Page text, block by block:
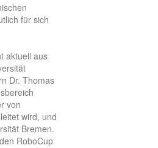
für sich
aktuell aus
Dr. Thomas
von
wird, und
Bremen.
RoboCup